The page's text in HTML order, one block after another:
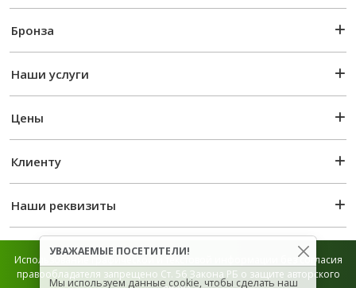
Бронза
Наши услуги
Цены
Клиенту
Наши реквизиты
Использование графической и текстовой информации без согласия
правообладателя запрещено Ст. 56 Закона РБ о защите авторского
УВАЖАЕМЫЕ ПОСЕТИТЕЛИ!
Мы используем данные cookie, чтобы сделать наш